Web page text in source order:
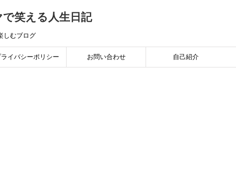
笑える人生日記
しむブログ
ライバシーポリシー お問い合わせ 自己紹介